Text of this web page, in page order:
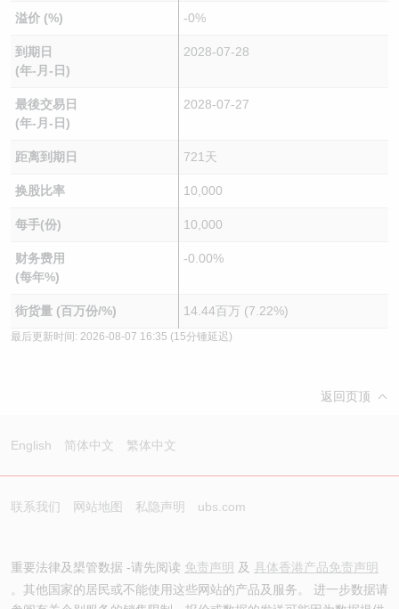
溢价 (%) -0%
到期日
(年-月-日)
2028-07-28
最後交易日
(年-月-日)
2028-07-27
距离到期日 721天
换股比率 10,000
每手(份) 10,000
财务费用
(每年%)
-0.00%
街货量 (百万份/%) 14.44百万 (7.22%)
最后更新时间: 2026-08-07 16:35 (15分锺延迟)
返回页顶
English 简体中文 繁体中文
联系我们 网站地图 私隐声明 ubs.com
重要法律及槼管数据 -请先阅读 免责声明 及 具体香港产品免责声明
。其他国家的居民或不能使用这些网站的产品及服务。 进一步数据请